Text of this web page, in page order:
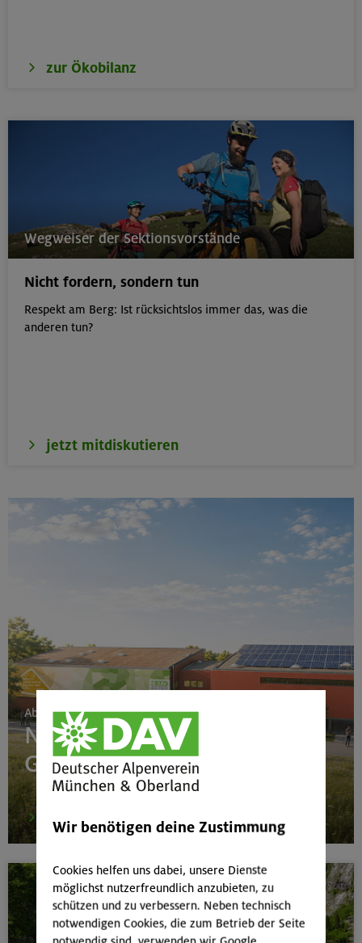
Bayerische Voralpen (Estergebirge)
22.-24.08.26
Birnhorn 2634 m, Hochzint 2246 m und Dürrkarhorn
2287 m
24.-28.08.26
Kinderkletterkurs für Anfänger im Altmühltal
zur Ökobilanz
Wegweiser der Sektionsvorstände
Nicht fordern, sondern tun
Respekt am Berg: Ist rücksichtslos immer das, was die
anderen tun?
jetzt mitdiskutieren
Ab 24. Juni 2026
Neubau Boulderhalle
Gilching
mehr
Wir benötigen deine Zustimmung
Cookies helfen uns dabei, unsere Dienste
möglichst nutzerfreundlich anzubieten, zu
schützen und zu verbessern. Neben technisch
notwendigen Cookies, die zum Betrieb der Seite